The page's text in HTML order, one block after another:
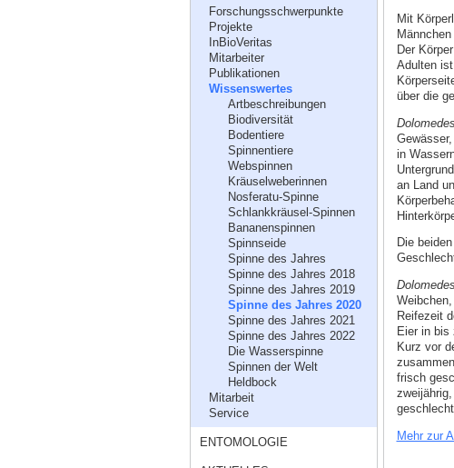
Forschungsschwerpunkte
Projekte
InBioVeritas
Mitarbeiter
Publikationen
Wissenswertes
Artbeschreibungen
Biodiversität
Bodentiere
Spinnentiere
Webspinnen
Kräuselweberinnen
Nosferatu-Spinne
Schlankkräusel-Spinnen
Bananenspinnen
Spinnseide
Spinne des Jahres
Spinne des Jahres 2018
Spinne des Jahres 2019
Spinne des Jahres 2020
Spinne des Jahres 2021
Spinne des Jahres 2022
Die Wasserspinne
Spinnen der Welt
Heldbock
Mitarbeit
Service
ENTOMOLOGIE
Mit
Der
Adulten
über die
Dolomedes
in
an Land
Die
Reifezeit
Eier in
Kurz vor
frisch
Mehr zur